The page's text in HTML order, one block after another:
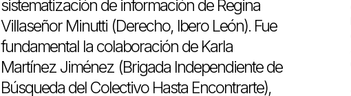
sistematización de información de Regina
Villaseñor Minutti (Derecho, Ibero León). Fue
fundamental la colaboración de Karla
Martínez Jiménez (Brigada Independiente de
Búsqueda del Colectivo Hasta Encontrarte),